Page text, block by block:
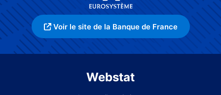
Voir le site de la Banque de France
Webstat